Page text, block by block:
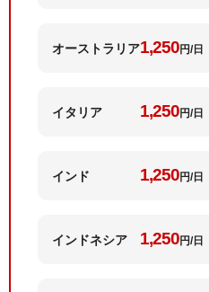
オーストラリア1,250円/日
イタリア 1,250円/日
インド 1,250円/日
インドネシア 1,250円/日